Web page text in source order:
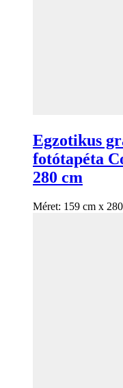
Egzotikus
fotótapéta
280 cm
Méret: 159 cm x